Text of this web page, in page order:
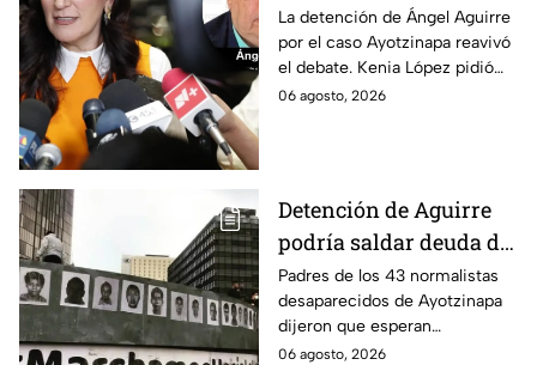
distractor, pide Kenia
López; exige justicia
por caso Ayotzinapa
La detención de Ángel Aguirre
por el caso Ayotzinapa reavivó
el debate. Kenia López pidió
que no sea un distractor
06 agosto, 2026
Detención de Aguirre
podría saldar deuda de
justicia: padres de los
43 de Ayotzinapa
Padres de los 43 normalistas
desaparecidos de Ayotzinapa
dijeron que esperan
información oficial sobre la
06 agosto, 2026